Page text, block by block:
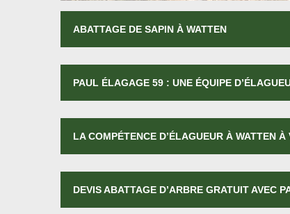
ABATTAGE DE SAPIN À WATTEN
PAUL ÉLAGAGE 59 : UNE ÉQUIPE
LA COMPÉTENCE D’ÉLAGUEUR À WATTEN
DEVIS ABATTAGE D’ARBRE GRATUIT AVEC